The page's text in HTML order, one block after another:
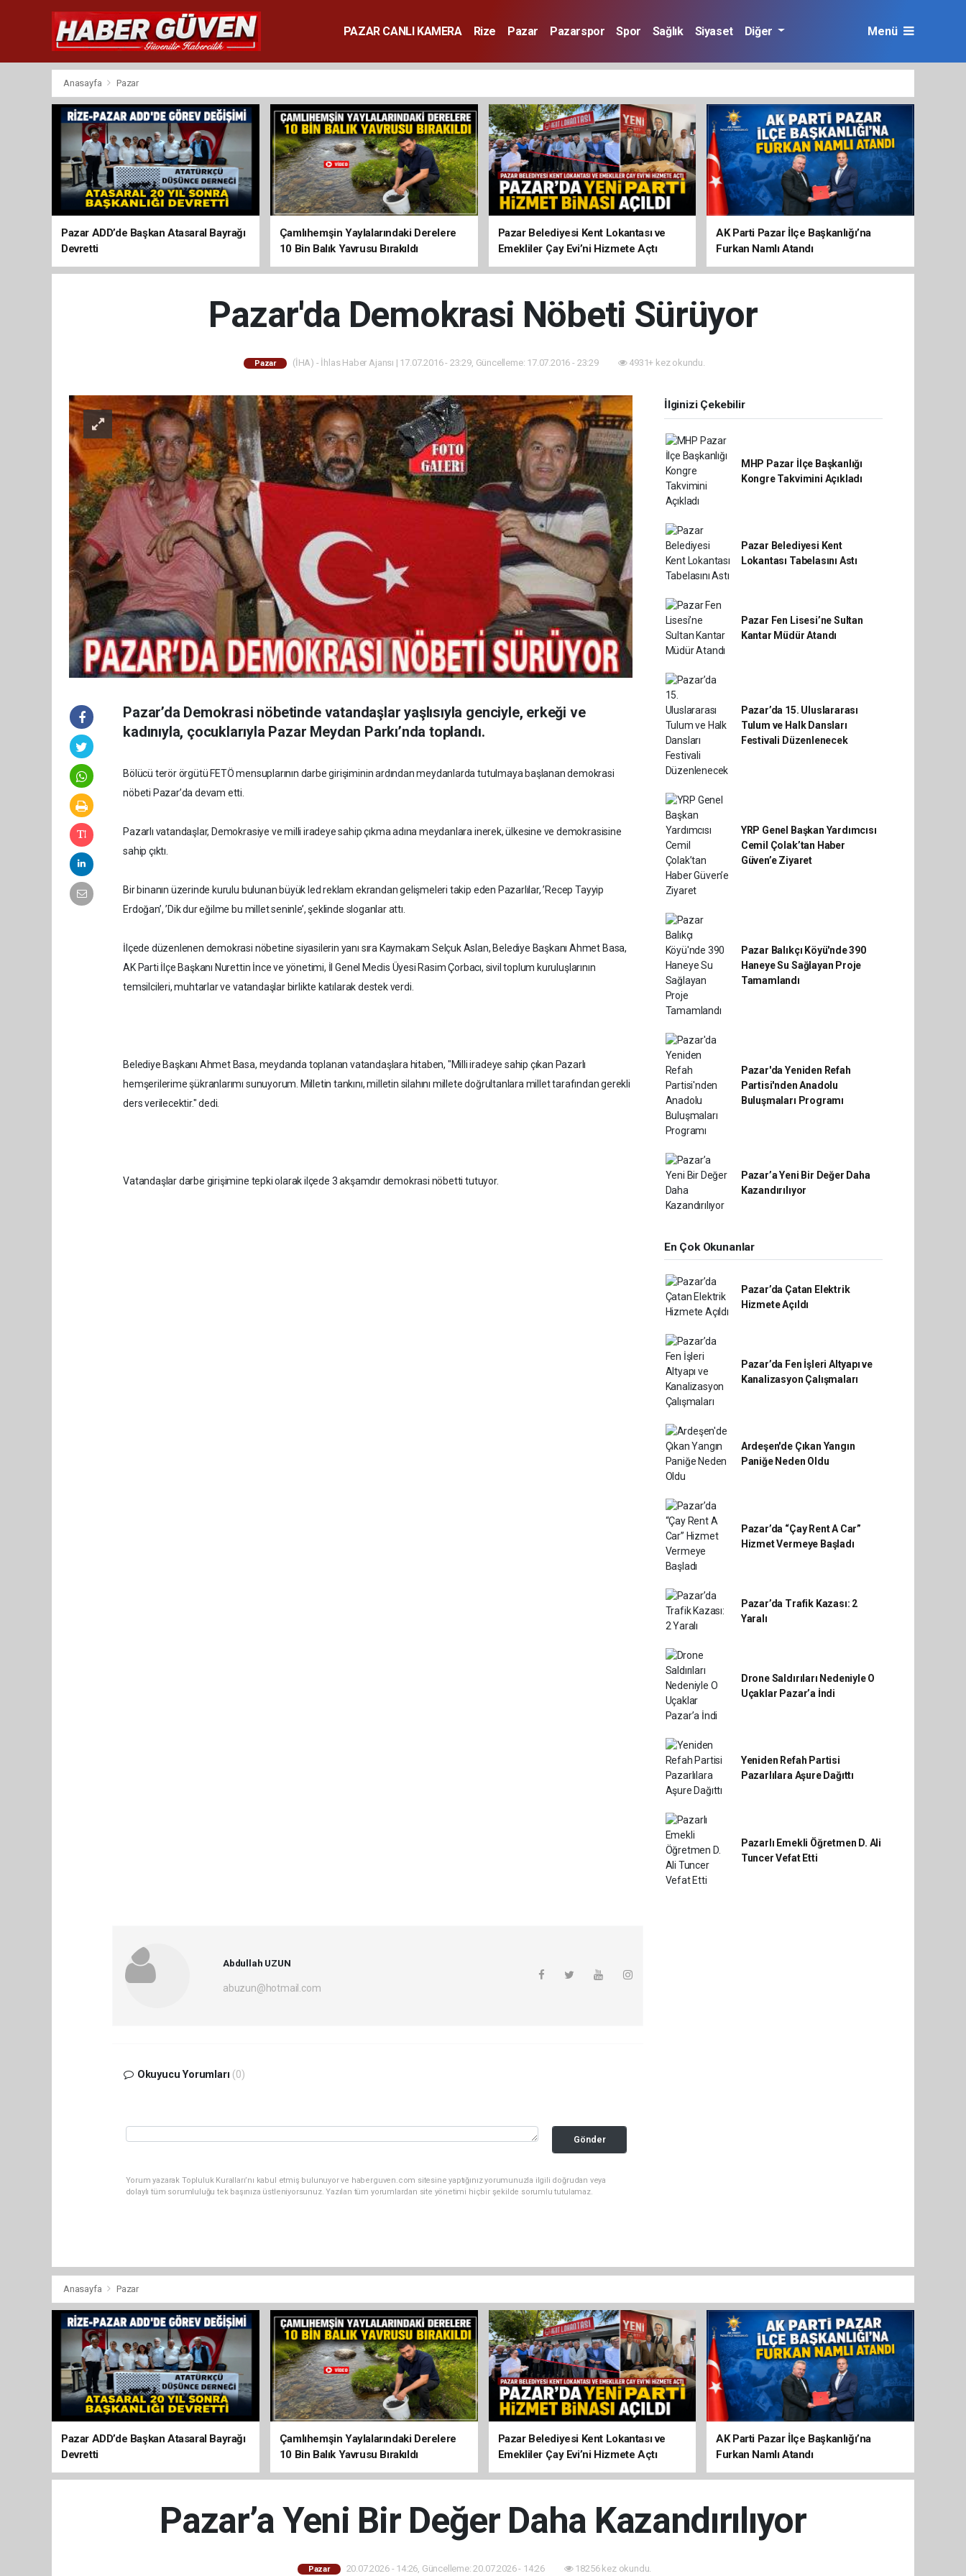
PAZAR CANLI KAMERA Rize Pazar Pazarspor Spor Sağlık Siyaset Diğer Menü
Anasayfa Pazar
Pazar ADD’de Başkan Atasaral Bayrağı
Devretti
Çamlıhemşin Yaylalarındaki Derelere
10 Bin Balık Yavrusu Bırakıldı
Pazar Belediyesi Kent Lokantası ve
Emekliler Çay Evi’ni Hizmete Açtı
AK Parti Pazar İlçe Başkanlığı’na
Furkan Namlı Atandı
Pazar'da Demokrasi Nöbeti Sürüyor
Pazar (İHA) - İhlas Haber Ajansı | 17.07.2016 - 23:29, Güncelleme: 17.07.2016 - 23:29 4931+ kez okundu.
Pazar’da Demokrasi nöbetinde vatandaşlar yaşlısıyla genciyle, erkeği ve
kadınıyla, çocuklarıyla Pazar Meydan Parkı’nda toplandı.
Bölücü terör örgütü FETÖ mensuplarının darbe girişiminin ardından meydanlarda tutulmaya başlanan demokrasi
nöbeti Pazar’da devam etti.
Pazarlı vatandaşlar, Demokrasiye ve milli iradeye sahip çıkma adına meydanlara inerek, ülkesine ve demokrasisine
sahip çıktı.
Bir binanın üzerinde kurulu bulunan büyük led reklam ekrandan gelişmeleri takip eden Pazarlılar, ’Recep Tayyip
Erdoğan’, ’Dik dur eğilme bu millet seninle’, şeklinde sloganlar attı.
İlçede düzenlenen demokrasi nöbetine siyasilerin yanı sıra Kaymakam Selçuk Aslan, Belediye Başkanı Ahmet Basa,
AK Parti İlçe Başkanı Nurettin İnce ve yönetimi, İl Genel Meclis Üyesi Rasim Çorbacı, sivil toplum kuruluşlarının
temsilcileri, muhtarlar ve vatandaşlar birlikte katılarak destek verdi.
Belediye Başkanı Ahmet Basa, meydanda toplanan vatandaşlara hitaben, "Milli iradeye sahip çıkan Pazarlı
hemşerilerime şükranlarımı sunuyorum. Milletin tankını, milletin silahını millete doğrultanlara millet tarafından gerekli
ders verilecektir." dedi.
Vatandaşlar darbe girişimine tepki olarak ilçede 3 akşamdır demokrasi nöbetti tutuyor.
Abdullah UZUN
abuzun@hotmail.com
Okuyucu Yorumları (0)
Gönder
Yorum yazarak Topluluk Kuralları’nı kabul etmiş bulunuyor ve haberguven.com sitesine yaptığınız yorumunuzla ilgili doğrudan veya
dolaylı tüm sorumluluğu tek başınıza üstleniyorsunuz. Yazılan tüm yorumlardan site yönetimi hiçbir şekilde sorumlu tutulamaz.
İlginizi Çekebilir
MHP Pazar İlçe Başkanlığı
Kongre Takvimini Açıkladı
Pazar Belediyesi Kent
Lokantası Tabelasını Astı
Pazar Fen Lisesi’ne Sultan
Kantar Müdür Atandı
Pazar’da 15. Uluslararası
Tulum ve Halk Dansları
Festivali Düzenlenecek
YRP Genel Başkan Yardımcısı
Cemil Çolak’tan Haber
Güven’e Ziyaret
Pazar Balıkçı Köyü'nde 390
Haneye Su Sağlayan Proje
Tamamlandı
Pazar'da Yeniden Refah
Partisi'nden Anadolu
Buluşmaları Programı
Pazar’a Yeni Bir Değer Daha
Kazandırılıyor
En Çok Okunanlar
Pazar’da Çatan Elektrik
Hizmete Açıldı
Pazar’da Fen İşleri Altyapı ve
Kanalizasyon Çalışmaları
Ardeşen'de Çıkan Yangın
Paniğe Neden Oldu
Pazar’da “Çay Rent A Car”
Hizmet Vermeye Başladı
Pazar’da Trafik Kazası: 2
Yaralı
Drone Saldırıları Nedeniyle O
Uçaklar Pazar’a İndi
Yeniden Refah Partisi
Pazarlılara Aşure Dağıttı
Pazarlı Emekli Öğretmen D. Ali
Tuncer Vefat Etti
Anasayfa Pazar
Pazar ADD’de Başkan Atasaral Bayrağı
Devretti
Çamlıhemşin Yaylalarındaki Derelere
10 Bin Balık Yavrusu Bırakıldı
Pazar Belediyesi Kent Lokantası ve
Emekliler Çay Evi’ni Hizmete Açtı
AK Parti Pazar İlçe Başkanlığı’na
Furkan Namlı Atandı
Pazar’a Yeni Bir Değer Daha Kazandırılıyor
Pazar 20.07.2026 - 14:26, Güncelleme: 20.07.2026 - 14:26 18256 kez okundu.